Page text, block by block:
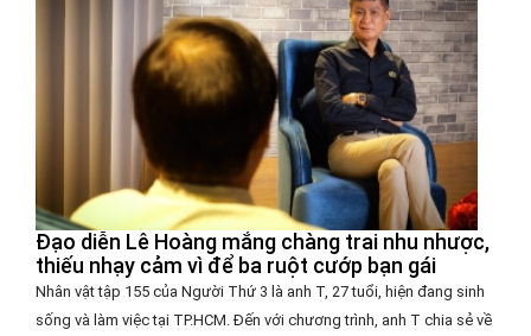
Đạo diễn Lê Hoàng mắng chàng trai nhu nhược,
thiếu nhạy cảm vì để ba ruột cướp bạn gái
Nhân vật tập 155 của Người Thứ 3 là anh T, 27 tuổi, hiện đang sinh
sống và làm việc tại TP.HCM. Đến với chương trình, anh T chia sẻ về